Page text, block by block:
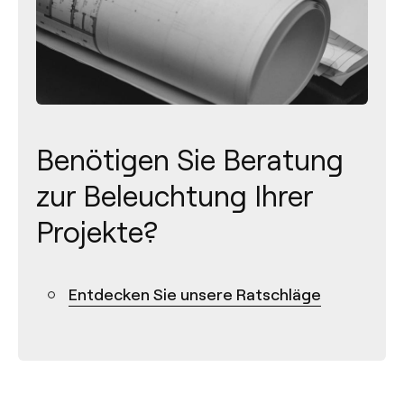
Benötigen Sie Beratung
zur Beleuchtung Ihrer
Projekte?
Entdecken Sie unsere Ratschläge
+49 221 7159 4740